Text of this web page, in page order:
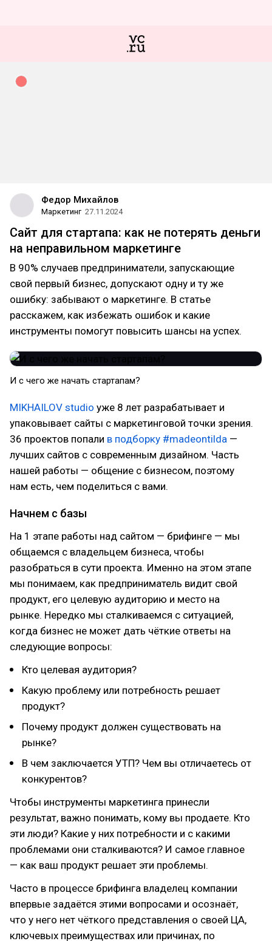
Федор Михайлов
Маркетинг 27.11.2024
Сайт для стартапа: как не потерять деньги
на неправильном маркетинге
В 90% случаев предприниматели, запускающие
свой первый бизнес, допускают одну и ту же
ошибку: забывают о маркетинге. В статье
расскажем, как избежать ошибок и какие
инструменты помогут повысить шансы на успех.
И с чего же начать стартапам?
MIKHAILOV studio уже 8 лет разрабатывает и
упаковывает сайты с маркетинговой точки зрения.
36 проектов попали в подборку #madeontilda —
лучших сайтов с современным дизайном. Часть
нашей работы — общение с бизнесом, поэтому
нам есть, чем поделиться с вами.
Начнем с базы
На 1 этапе работы над сайтом — брифинге — мы
общаемся с владельцем бизнеса, чтобы
разобраться в сути проекта. Именно на этом этапе
мы понимаем, как предприниматель видит свой
продукт, его целевую аудиторию и место на
рынке. Нередко мы сталкиваемся с ситуацией,
когда бизнес не может дать чёткие ответы на
следующие вопросы:
Кто целевая аудитория?
Какую проблему или потребность решает
продукт?
Почему продукт должен существовать на
рынке?
В чем заключается УТП? Чем вы отличаетесь от
конкурентов?
Чтобы инструменты маркетинга принесли
результат, важно понимать, кому вы продаете. Кто
эти люди? Какие у них потребности и с какими
проблемами они сталкиваются? И самое главное
— как ваш продукт решает эти проблемы.
Часто в процессе брифинга владелец компании
впервые задаётся этими вопросами и осознаёт,
что у него нет чёткого представления о своей ЦА,
ключевых преимуществах или причинах, по